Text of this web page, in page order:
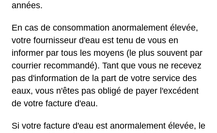
années.
En cas de consommation anormalement élevée,
votre fournisseur d'eau est tenu de vous en
informer par tous les moyens (le plus souvent par
courrier recommandé). Tant que vous ne recevez
pas d'information de la part de votre service des
eaux, vous n'êtes pas obligé de payer l'excédent
de votre facture d'eau.
Si votre facture d'eau est anormalement élevée, le